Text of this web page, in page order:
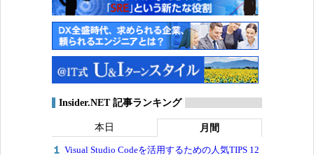
Insider.NET 記事ランキング
本日 月間
Visual Studio Codeを活用するための人気TIPS 12